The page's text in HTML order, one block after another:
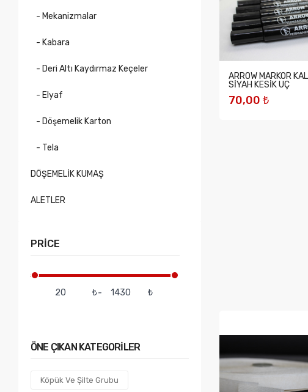
PRICE
₺- ₺
- Mekanizmalar
- Kabara
- Deri Altı Kaydırmaz Keçeler
- Elyaf
- Döşemelik Karton
- Tela
DÖŞEMELİK KUMAŞ
ALETLER
ÖNE ÇIKAN KATEGORILER
Köpük Ve Şilte Grubu
ARROW MARKOR
SİYAH KESİK UÇ
70,00 ₺